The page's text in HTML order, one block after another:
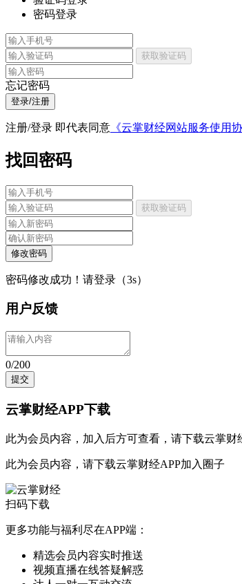
密码登录
获取验证码
忘记密码
登录/注册
注册/登录 即代表同意 《云掌财经网站服务使用协
找回密码
获取验证码
修改密码
密码修改成功！请登录（3s）
用户反馈
0/200
提交
云掌财经APP下载
此为会员内容，加入后方可查看，请下载云掌财
此为会员内容，请下载云掌财经APP加入圈子
扫码下载
更多功能与福利尽在APP端：
精选会员内容实时推送
视频直播在线答疑解惑